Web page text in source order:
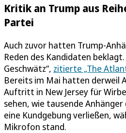
Kritik an Trump aus
Partei
Auch zuvor hatten Trump-
Reden des Kandidaten
Geschwätz“, zitierte „The
Bereits im Mai hatten derweil
Auftritt in New Jersey für
sehen, wie tausende Anhänger
eine Kundgebung verließen,
Mikrofon stand.